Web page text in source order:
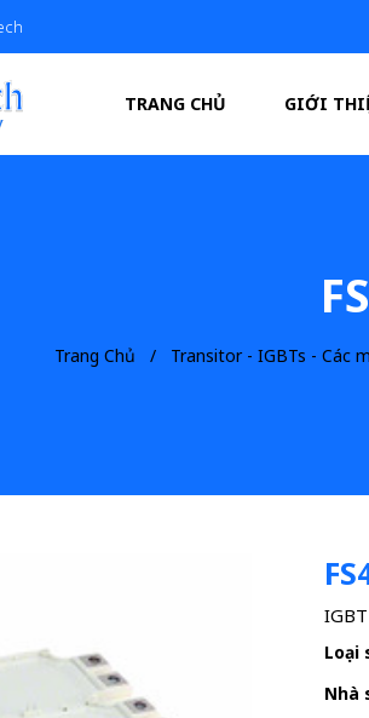
TRANG CHỦ GIỚI
Trang Chủ Transitor - IGBTs - Các
Loại
Nhà